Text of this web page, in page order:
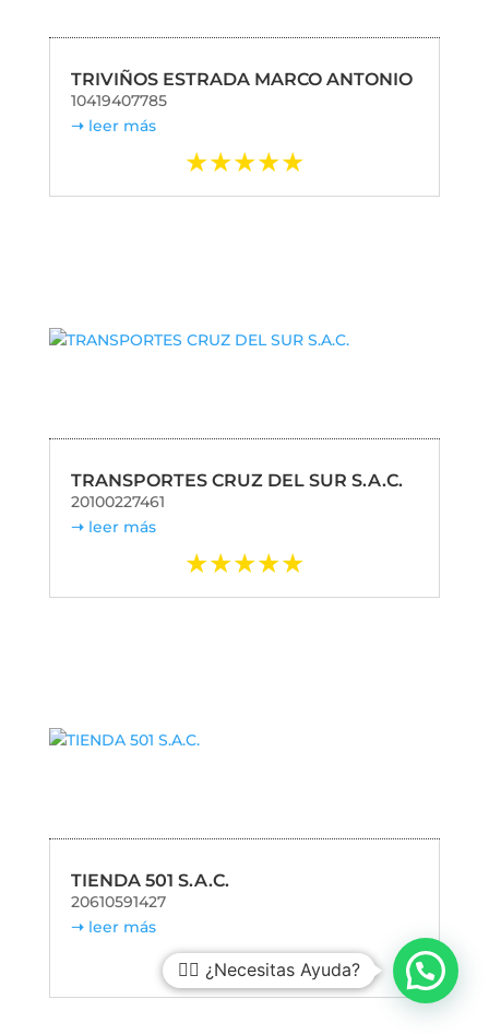
TRIVIÑOS ESTRADA MARCO ANTONIO
10419407785
leer más
TRANSPORTES CRUZ DEL SUR S.A.C.
20100227461
leer más
TIENDA 501 S.A.C.
20610591427
leer más
🙋‍♀️ ¿Necesitas Ayuda?